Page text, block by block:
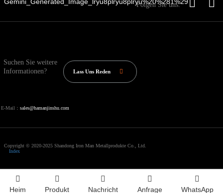
Folgen Sie uns:
Suchen Sie weitere
Informationen?
Lass Uns Reden
E-Mail： sales@hamanjinshu.com
Copyright © 2020-2025 Shandong Iron Man Metallprodukte Co., Ltd.
Index
Heim Produkt Nachricht Anfrage WhatsApp